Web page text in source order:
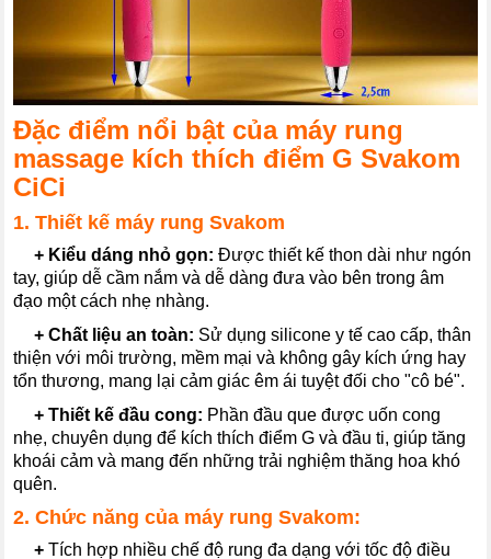
Đặc điểm nổi bật của máy rung
massage kích thích điểm G Svakom
CiCi
1. Thiết kế máy rung Svakom
---+ Kiểu dáng nhỏ gọn: Được thiết kế thon dài như ngón
tay, giúp dễ cầm nắm và dễ dàng đưa vào bên trong âm
đạo một cách nhẹ nhàng.
+Chất liệu an toàn: Sử dụng silicone y tế cao cấp, thân
thiện với môi trường, mềm mại và không gây kích ứng hay
tổn thương, mang lại cảm giác êm ái tuyệt đối cho "cô bé".
---+Thiết kế đầu cong: Phần đầu que được uốn cong
nhẹ, chuyên dụng để kích thích điểm G và đầu ti, giúp tăng
khoái cảm và mang đến những trải nghiệm thăng hoa khó
quên.
2. Chức năng của máy rung Svakom:
+Tích hợp nhiều chế độ rung đa dạng với tốc độ điều